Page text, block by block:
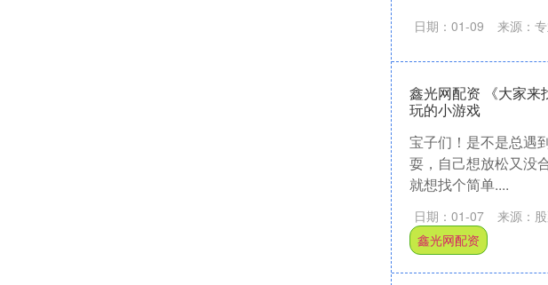
日期：01-09 来源：
鑫光网配资 《大家来
玩的小游戏
宝子们！是不是总遇
耍，自己想放松又没
就想找个简单....
日期：01-07 来源：
鑫光网配资